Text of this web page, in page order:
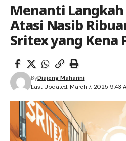
Menanti
Atasi Nasib
Sritex yang Kena
Last Updated: March 7, 2025 9:43
ByDiajeng Maharini